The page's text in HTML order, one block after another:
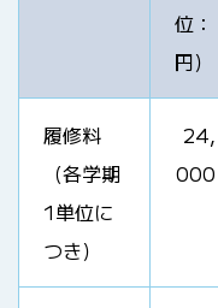
位：
円）
履修料
（各学期
1単位に
つき）
24,
000